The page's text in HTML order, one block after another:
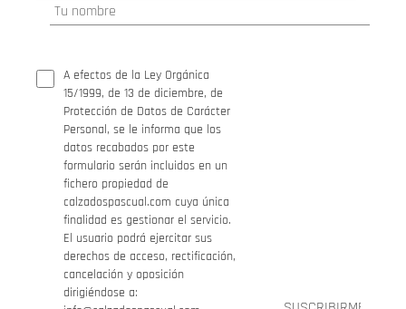
A efectos de la Ley Orgánica
15/1999, de 13 de diciembre, de
Protección de Datos de Carácter
Personal, se le informa que los
datos recabados por este
formulario serán incluidos en un
fichero propiedad de
calzadospascual.com cuya única
finalidad es gestionar el servicio.
El usuario podrá ejercitar sus
derechos de acceso, rectificación,
cancelación y oposición
dirigiéndose a: